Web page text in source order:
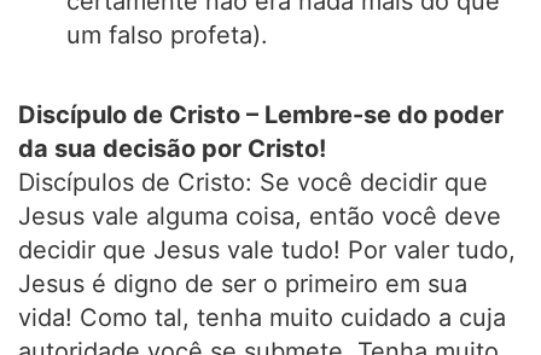
um falso profeta).
Discípulo de Cristo – Lembre-se do poder
da sua decisão por Cristo!
Discípulos de Cristo: Se você decidir que
Jesus vale alguma coisa, então você deve
decidir que Jesus vale tudo! Por valer tudo,
Jesus é digno de ser o primeiro em sua
vida! Como tal, tenha muito cuidado a cuja